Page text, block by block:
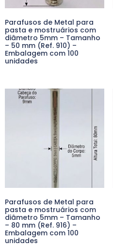
Parafusos de Metal para
pasta e mostruários com
diâmetro 5mm – Tamanho
– 50 mm (Ref. 910) –
Embalagem com 100
unidades
Parafusos de Metal para
pasta e mostruários com
diâmetro 5mm – Tamanho
– 80 mm (Ref. 916) –
Embalagem com 100
unidades